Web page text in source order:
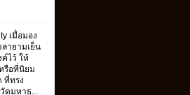
เมื่อมอง
ลายามเย็น
ไว้ ให้
รือที่นิยม
ที่ทรง
ดมหาธ...